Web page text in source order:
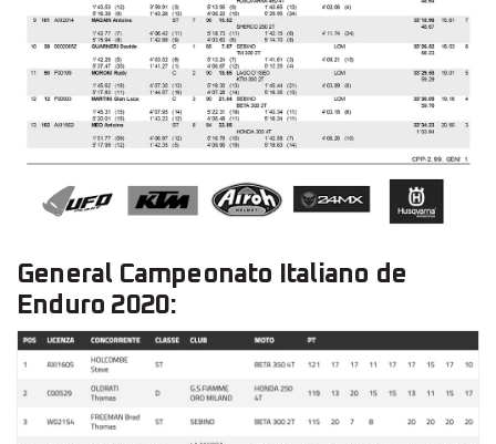
General Campeonato Italiano de
Enduro 2020: